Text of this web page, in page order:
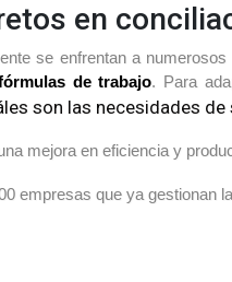
en
se enfrentan a
de trabajo. Para
son las necesidades
mejora en eficiencia y
empresas que ya gestionan